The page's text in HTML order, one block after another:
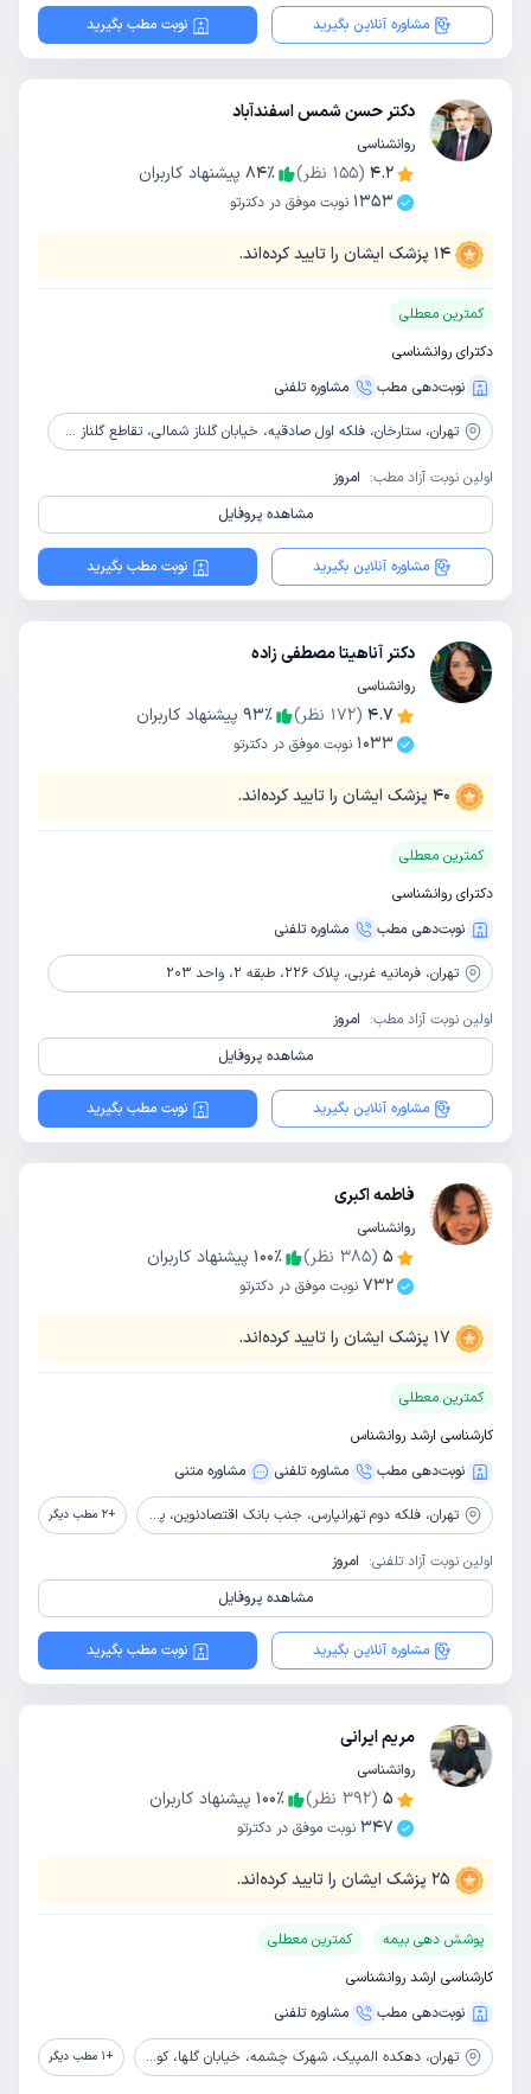
مشاوره آنلاین بگیرید نوبت مطب بگیرید
دکتر حسن شمس اسفندآباد
روانشناسی
4.2
(
155 نظر) 84٪
پیشنهاد کاربران
1353 نوبت موفق در دکترتو
14 پزشک ایشان را تایید کرده‌اند.
کمترین معطلی
دکترای روانشناسی
نوبت‌دهی مطب
مشاوره‌ تلفنی
تهران، ستارخان، فلکه اول صادقیه، خیابان گلناز شمالی، تقاطع گلناز شمالی وبیست متری سازمان آب، روبه روی کارواش ایران، پلاک 302، طبقه 3، واحد 14
اولین نوبت آزاد مطب: امروز
مشاهده پروفایل
مشاوره آنلاین بگیرید نوبت مطب بگیرید
دکتر آناهیتا مصطفی زاده
روانشناسی
4.7
(
172 نظر) 93٪
پیشنهاد کاربران
1033 نوبت موفق در دکترتو
40 پزشک ایشان را تایید کرده‌اند.
کمترین معطلی
دکترای روانشناسی
نوبت‌دهی مطب
مشاوره‌ تلفنی
تهران، فرمانیه غربی، پلاک 226، طبقه 2، واحد 203
اولین نوبت آزاد مطب: امروز
مشاهده پروفایل
مشاوره آنلاین بگیرید نوبت مطب بگیرید
فاطمه اکبری
روانشناسی
5
(
385 نظر) 100٪
پیشنهاد کاربران
732 نوبت موفق در دکترتو
17 پزشک ایشان را تایید کرده‌اند.
کمترین معطلی
کارشناسی ارشد روانشناس
نوبت‌دهی مطب
مشاوره‌ تلفنی مشاوره‌ متنی
تهران، فلکه دوم تهرانپارس، جنب بانک اقتصادنوین، پلاک 176، طبقه دوم، واحد 7 +
2 مطب دیگر
اولین نوبت آزاد تلفنی: امروز
مشاهده پروفایل
مشاوره آنلاین بگیرید نوبت مطب بگیرید
مریم ایرانی
روانشناسی
5
(
392 نظر) 100٪
پیشنهاد کاربران
347 نوبت موفق در دکترتو
25 پزشک ایشان را تایید کرده‌اند.
پوشش دهی بیمه
کمترین معطلی
کارشناسی ارشد روانشناسی
نوبت‌دهی مطب
مشاوره‌ تلفنی
تهران، دهکده المپیک، شهرک چشمه، خیابان گلها، کوچه گلایل، پلاک 7 +
1 مطب دیگر